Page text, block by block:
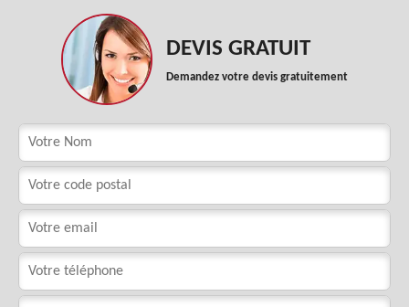
DEVIS GRATUIT
Demandez votre devis gratuitement